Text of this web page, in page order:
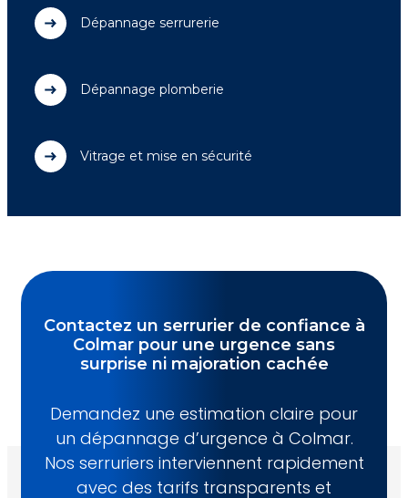
Dépannage serrurerie
Dépannage plomberie
Vitrage et mise en sécurité
Contactez un serrurier de confiance à
Colmar pour une urgence sans
surprise ni majoration cachée
Demandez une estimation claire pour
un dépannage d’urgence à Colmar.
Nos serruriers interviennent rapidement
avec des tarifs transparents et